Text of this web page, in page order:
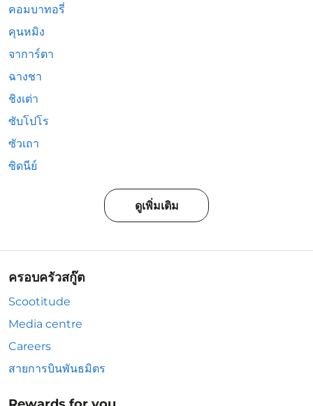
คอมบาทอรี่
คุนหมิง
จาการ์ตา
ฉางชา
ชิงเต่า
ซับโปโร
ซัวเถา
ซิดนีย์
ดูเพิ่มเติม
ครอบครัวสกู๊ต
Scootitude
Media centre
Careers
สายการบินพันธมิตร